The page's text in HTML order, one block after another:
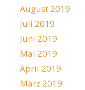
August 2019
Juli 2019
Juni 2019
Mai 2019
April 2019
März 2019